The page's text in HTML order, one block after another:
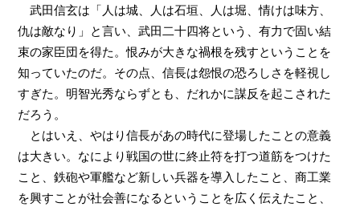
武田信玄は「人は城、人は石垣、人は堀、情けは味方、
仇は敵なり」と言い、武田二十四将という、有力で固い結
束の家臣団を得た。恨みが大きな禍根を残すということを
知っていたのだ。その点、信長は怨恨の恐ろしさを軽視し
すぎた。明智光秀ならずとも、だれかに謀反を起こされた
だろう。
とはいえ、やはり信長があの時代に登場したことの意義
は大きい。なにより戦国の世に終止符を打つ道筋をつけた
こと、鉄砲や軍艦など新しい兵器を導入したこと、商工業
を興すことが社会善になるということを広く伝えたこと、